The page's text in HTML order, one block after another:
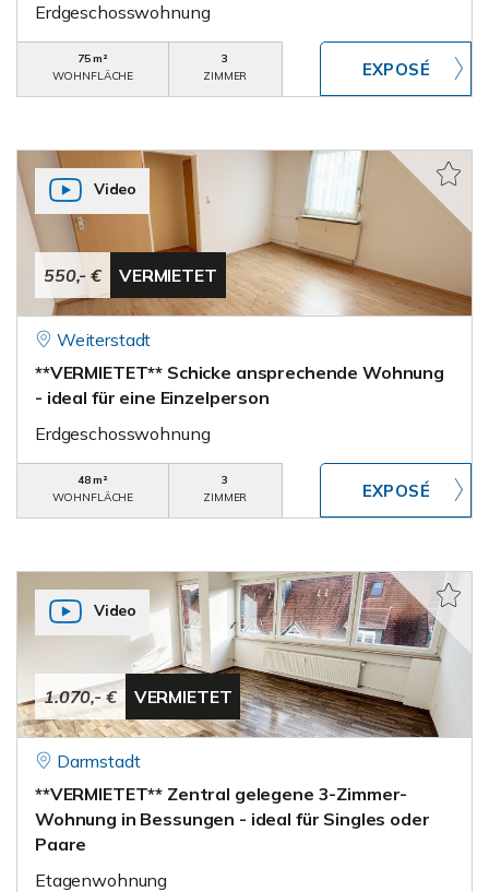
Erdgeschosswohnung
75 m²
WOHNFLÄCHE
3
ZIMMER
550,- € VERMIETET
Video
Weiterstadt
**VERMIETET** Schicke ansprechende Wohnung
- ideal für eine Einzelperson
Erdgeschosswohnung
48 m²
WOHNFLÄCHE
3
ZIMMER
1.070,- € VERMIETET
Video
Darmstadt
**VERMIETET** Zentral gelegene 3-Zimmer-
Wohnung in Bessungen - ideal für Singles oder
Paare
Etagenwohnung